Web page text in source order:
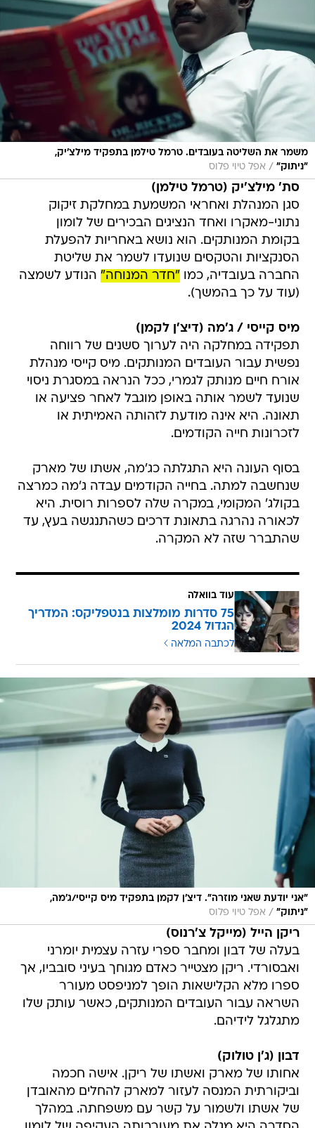
משמר את השליטה בעובדים. טרמל טילמן בתפקיד מילצ'יק,
"ניתוק" / אפל טיוי פלוס
סת' מילצ'יק (טרמל טילמן)
סגן המנהלת ואחראי המשמעת במחלקת זיקוק
נתוני-מאקרו ואחד הנציגים הבכירים של לומון
בקומת המנותקים. הוא נושא באחריות להפעלת
הסנקציות והטקסים שנועדו לשמר את שליטת
החברה בעובדיה, כמו "חדר המנוחה" הנודע לשמצה
(עוד על כך בהמשך).
מיס קייסי / ג'מה (דיצ'ן לקמן)
תפקידה במחלקה היה לערוך סשנים של רווחה
נפשית עבור העובדים המנותקים. מיס קייסי מנהלת
אורח חיים מנותק לגמרי, ככל הנראה במסגרת ניסוי
שנועד לשמר אותה באופן מוגבל לאחר פציעה או
תאונה. היא אינה מודעת לזהותה האמיתית או
לזכרונות חייה הקודמים.
בסוף העונה היא התגלתה כג'מה, אשתו של מארק
שנחשבה למתה. בחייה הקודמים עבדה ג'מה כמרצה
בקולג' המקומי, במקרה שלה לספרות רוסית. היא
לכאורה נהרגה בתאונת דרכים כשהתנגשה בעץ, עד
שהתברר שזה לא המקרה.
עוד בוואלה
75 סדרות מומלצות בנטפליקס: המדריך
הגדול 2024
לכתבה המלאה
"אני יודעת שאני מוזרה". דיצ'ן לקמן בתפקיד מיס קייסי/ג'מה,
"ניתוק" / אפל טיוי פלוס
ריקן הייל (מייקל צ'רנוס)
בעלה של דבון ומחבר ספרי עזרה עצמית יומרני
ואבסורדי. ריקן מצטייר כאדם מגוחך בעיני סובביו, אך
ספרו מלא הקלישאות הופך למניפסט מעורר
השראה עבור העובדים המנותקים, כאשר עותק שלו
מתגלגל לידיהם.
דבון (ג'ן טולוק)
אחותו של מארק ואשתו של ריקן. אישה חכמה
וביקורתית המנסה לעזור למארק להחלים מהאובדן
של אשתו ולשמור על קשר עם משפחתה. במהלך